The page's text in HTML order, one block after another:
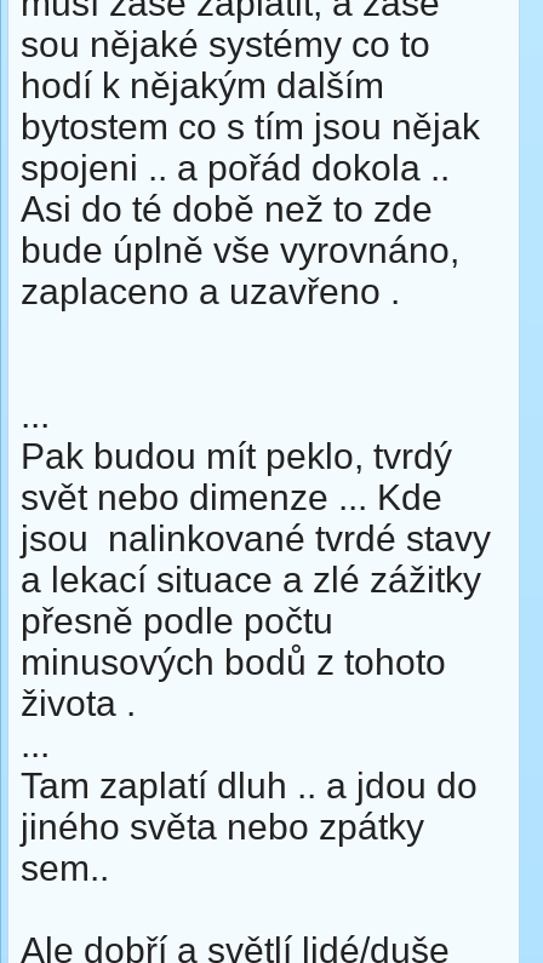
sou nějaké systémy co to
hodí k nějakým dalším
bytostem co s tím jsou nějak
spojeni .. a pořád dokola ..
Asi do té době než to zde
bude úplně vše vyrovnáno,
zaplaceno a uzavřeno .
...
Pak budou mít peklo, tvrdý
svět nebo dimenze ... Kde
jsou nalinkované tvrdé stavy
a lekací situace a zlé zážitky
přesně podle počtu
minusových bodů z tohoto
života .
...
Tam zaplatí dluh .. a jdou do
jiného světa nebo zpátky
sem..
Ale dobří a světlí lidé/duše